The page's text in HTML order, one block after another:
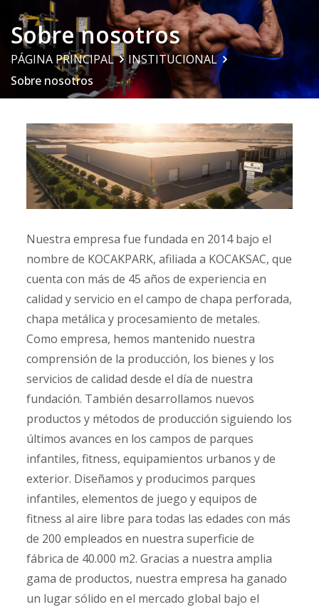
Sobre nosotros
PÁGINA PRINCIPAL
INSTITUCIONAL
Sobre nosotros
Nuestra empresa fue fundada en 2014 bajo el
nombre de KOCAKPARK, afiliada a KOCAKSAC, que
cuenta con más de 45 años de experiencia en
calidad y servicio en el campo de chapa perforada,
chapa metálica y procesamiento de metales.
Como empresa, hemos mantenido nuestra
comprensión de la producción, los bienes y los
servicios de calidad desde el día de nuestra
fundación. También desarrollamos nuevos
productos y métodos de producción siguiendo los
últimos avances en los campos de parques
infantiles, fitness, equipamientos urbanos y de
exterior. Diseñamos y producimos parques
infantiles, elementos de juego y equipos de
fitness al aire libre para todas las edades con más
de 200 empleados en nuestra superficie de
fábrica de 40.000 m2. Gracias a nuestra amplia
gama de productos, nuestra empresa ha ganado
un lugar sólido en el mercado global bajo el